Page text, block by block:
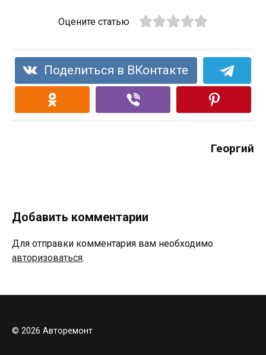
Оцените статью
Поделиться в ВКонтакте
Георгий
Добавить комментарии
Для отправки комментария вам необходимо
авторизоваться.
© 2026 Авторемонт